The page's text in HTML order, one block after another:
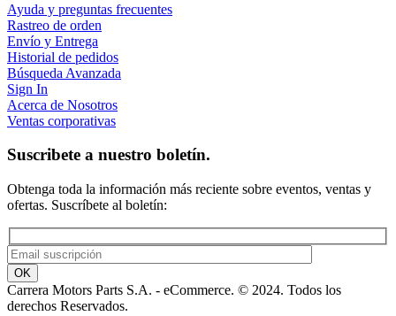
Ayuda y preguntas frecuentes
Rastreo de orden
Envío y Entrega
Historial de pedidos
Búsqueda Avanzada
Sign In
Acerca de Nosotros
Ventas corporativas
Suscribete a nuestro boletín.
Obtenga toda la información más reciente sobre eventos, ventas y
ofertas. Suscríbete al boletín:
Carrera Motors Parts S.A. - eCommerce. © 2024. Todos los
derechos Reservados.